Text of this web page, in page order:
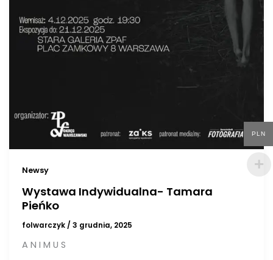
Newsy
Wystawa Indywidualna- Tamara
Pieńko
folwarczyk /3 grudnia, 2025
A N I M U S
PLN